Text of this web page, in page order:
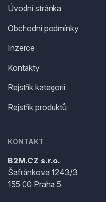
Úvodní stránka
Obchodní podmínky
Inzerce
Kontakty
Rejstřík kategorií
Rejstřík produktů
KONTAKT
B2M.CZ s.r.o.
Šafránkova 1243/3
155 00 Praha 5